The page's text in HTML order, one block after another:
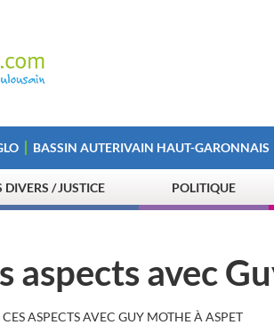
BASSIN AUTERIVAIN HAUT-GARONNAIS
DIVERS / JUSTICE POLITIQUE
aspects avec
CES ASPECTS AVEC GUY MOTHE À ASPET